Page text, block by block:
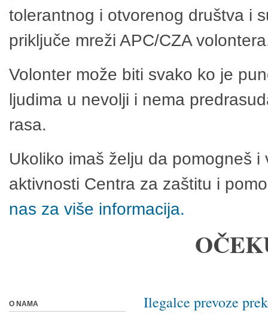
tolerantnog i otvorenog društva i
priključe mreži APC/CZA
Volonter može biti svako ko je
ljudima u nevolji i nema
rasa.
Ukoliko imaš želju da pomogneš
aktivnosti Centra za zaštitu i
nas za više informacija.
Ilegalce prevoze
O NAMA